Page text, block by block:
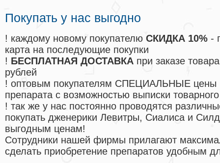
Покупать у нас выгодно
! каждому новому покупателю СКИДКА 10% -
карта на последующие покупки
! БЕСПЛАТНАЯ ДОСТАВКА при заказе
рублей
! оптовым покупателям СПЕЦИАЛЬНЫЕ цены
препарата с возможностью выписки
! так же у нас постоянно проводятся
покупать дженерики Левитры, Сиалиса и
выгодным ценам!
Cотрудники нашей фирмы прилагают
сделать приобретение препаратов удобным